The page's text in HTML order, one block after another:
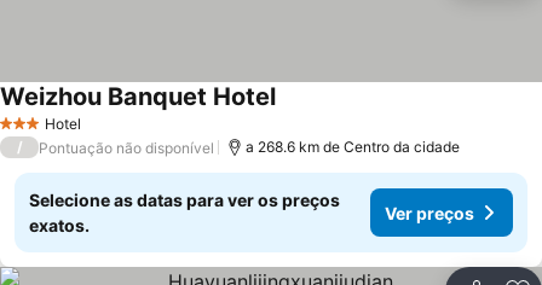
3 EstrelasHotel
Weizhou Banquet Hotel
/ Pontuação não disponível a 268.6 km de Centro da cidade
Selecione as datas para ver os preços
exatos.
Ver preços